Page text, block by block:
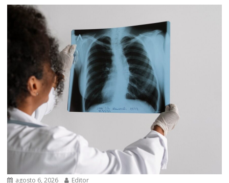
agosto 6, 2026 Editor